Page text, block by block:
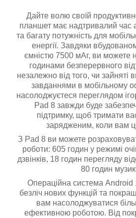
Дайте волю своїй
планшет має надтривалий час
та багату потужність для
енергії. Завдяки
ємністю 7500 мАг, ви можете
годинами безперервного
незалежно від того, чи зайняті
завданнями в мобільному
насолоджуєтеся переглядом
Pad 8 завжди буде
підтримку, щоб тримати
зарядженим, коли вам
З Pad 8 ви можете
роботи: 605 годин у режимі
дзвінків, 18 годин перегляду
80 годин
Операційна система Android
безліч нових функцій та
вам насолоджуватися
ефективною роботою. Від